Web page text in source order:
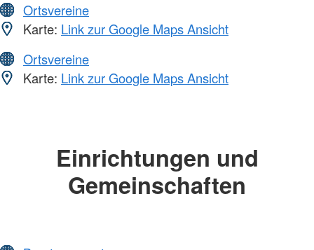
Ortsvereine
Karte: Link zur Google Maps Ansicht
Ortsvereine
Karte: Link zur Google Maps Ansicht
Einrichtungen und
Gemeinschaften